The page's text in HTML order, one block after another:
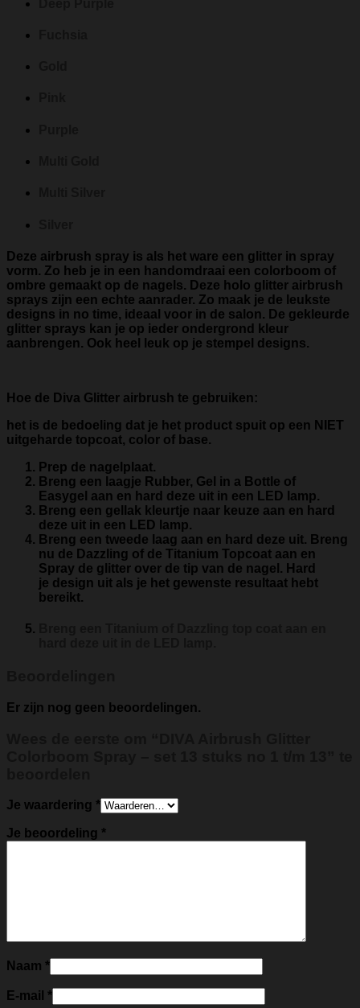
Deze airbrush spray is als het ware een glitter in spray
vorm. Zo heb je in een handomdraai een colorboom of
ombre gemaakt op de nagels. Deze holo glitter airbrush
sprays zijn een echte aanrader. Zo maak je de leukste
designs in no time, ideaal voor in de salon. De gekleurde
glitter sprays kan je op ieder ondergrond kleur
aanbrengen. Ook heel leuk op je stempel designs.
Hoe de Diva Glitter airbrush te gebruiken:
het is de bedoeling dat je het product spuit op een NIET
uitgeharde topcoat, color of base.
Prep de nagelplaat.
Breng een laagje Rubber, Gel in a Bottle of
Easygel aan en hard deze uit in een LED lamp.
Breng een gellak kleurtje naar keuze aan en hard
deze uit in een LED lamp.
Breng een tweede laag aan en hard deze uit. Breng
nu de Dazzling of de Titanium Topcoat aan en
Spray de glitter over de tip van de nagel. Hard
je design uit als je het gewenste resultaat hebt
bereikt.
Er zijn nog geen beoordelingen.
Je waardering *
Je beoordeling *
Naam *
E-mail *